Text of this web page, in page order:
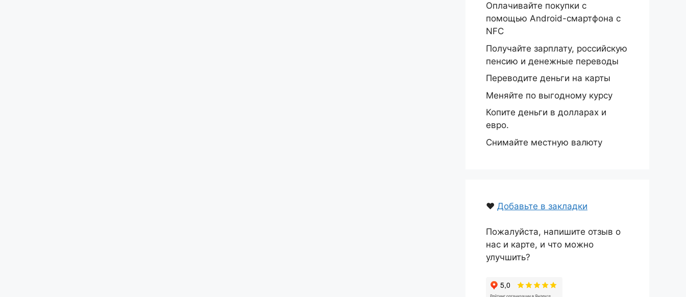
Оплачивайте покупки с
помощью Android-смартфона с
NFC
Получайте зарплату, российскую
пенсию и денежные переводы
Переводите деньги на карты
Меняйте по выгодному курсу
Копите деньги в долларах и
евро.
Снимайте местную валюту
❤️ Добавьте в закладки
Пожалуйста, напишите отзыв о
нас и карте, и что можно
улучшить?